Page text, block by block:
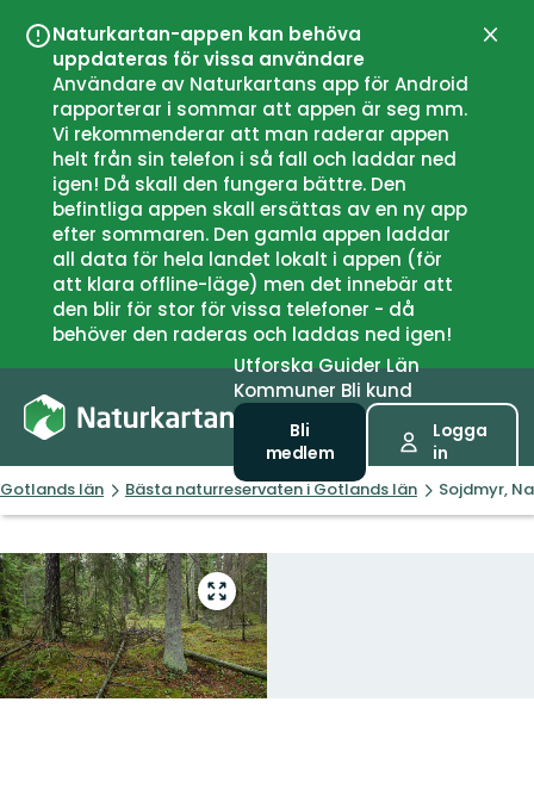
Naturkartan-appen kan behöva
uppdateras för vissa användare
Användare av Naturkartans app för Android
rapporterar i sommar att appen är seg mm.
Vi rekommenderar att man raderar appen
helt från sin telefon i så fall och laddar ned
igen! Då skall den fungera bättre. Den
befintliga appen skall ersättas av en ny app
efter sommaren. Den gamla appen laddar
all data för hela landet lokalt i appen (för
att klara offline-läge) men det innebär att
den blir för stor för vissa telefoner - då
behöver den raderas och laddas ned igen!
UtforskaGuiderLän
Kommuner Bli kund
Bli
medlem
Logga
in
Gotlands län Bästa naturreservaten i Gotlands län Sojdmyr,
Gå
till
helskärmsläge